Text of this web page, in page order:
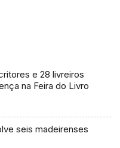
e 28 livreiros
na Feira do Livro
seis madeirenses